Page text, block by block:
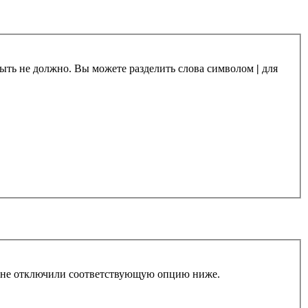
не должно. Вы можете разделить слова символом | для
отключили соответствующую опцию ниже.